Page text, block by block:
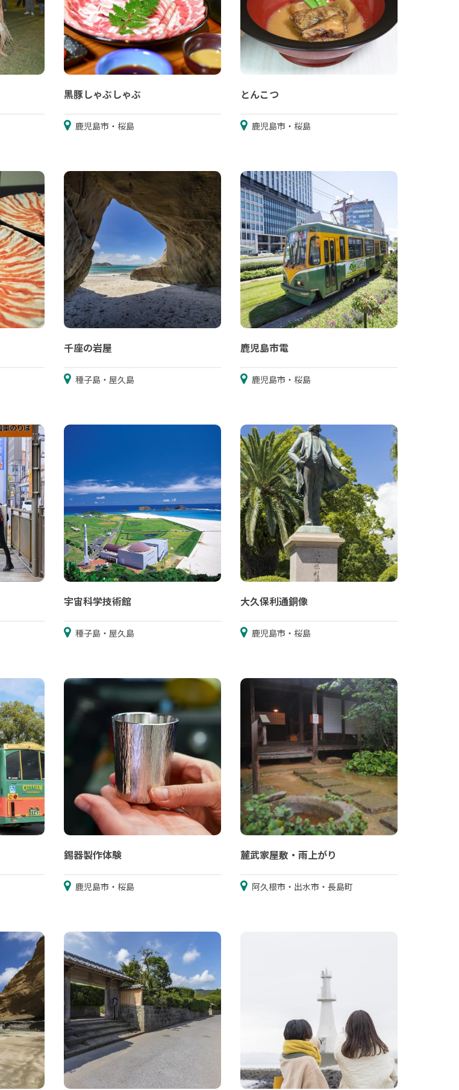
黒豚しゃぶしゃぶ
鹿児島市・桜島
とんこつ
鹿児島市・桜島
千座の岩屋
種子島・屋久島
鹿児島市電
鹿児島市・桜島
宇宙科学技術館
種子島・屋久島
大久保利通銅像
鹿児島市・桜島
錫器製作体験
鹿児島市・桜島
麓武家屋敷・雨上がり
阿久根市・出水市・長島町